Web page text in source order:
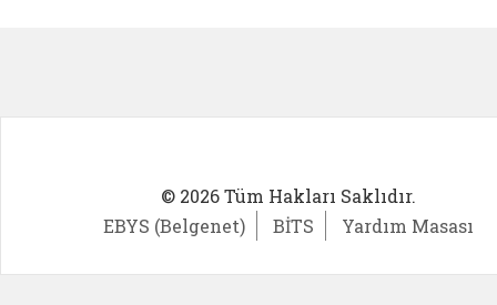
© 2026 Tüm Hakları Saklıdır.
EBYS (Belgenet)
BİTS Yardım Masası